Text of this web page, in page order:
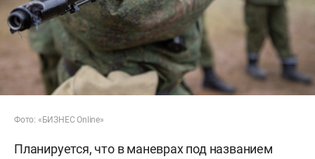
Фото: «БИЗНЕС Online»
Планируется, что в маневрах под названием